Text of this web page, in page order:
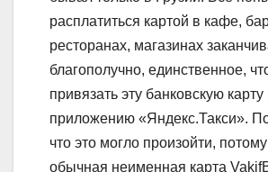
расплатиться картой в кафе,
ресторанах, магазинах
благополучно, единственное,
привязать эту банковскую карту
приложению «Яндекс.Такси».
что это могло произойти,
обычная неименная карта